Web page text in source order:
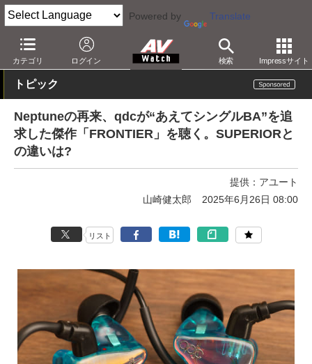
Powered by Translate
カテゴリ ログイン 検索 Impressサイト
AV Watch 製品 ヘッドフォン その他
トピック
Neptuneの再来、qdcが“あえてシングルBA”を追
求した傑作「FRONTIER」を聴く。SUPERIORと
の違いは?
提供： アユート
山崎健太郎
2025年6月26日 08:00
リスト